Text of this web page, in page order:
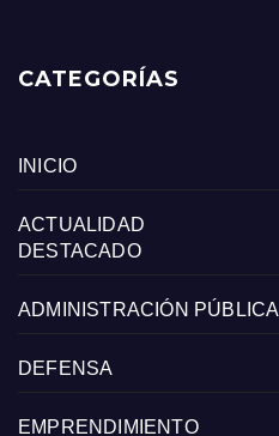
CATEGORÍAS
INICIO
ACTUALIDAD
DESTACADO
ADMINISTRACIÓN PÚBLICA
DEFENSA
EMPRENDIMIENTO